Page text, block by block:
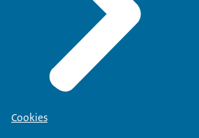
Cookies